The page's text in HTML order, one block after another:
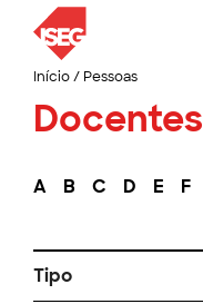
Início/ Pessoas
Docentes
A B C D E F
Tipo